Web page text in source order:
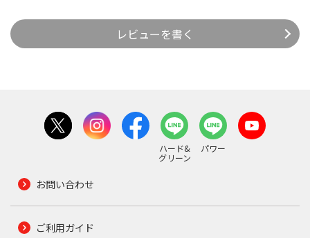
レビューを書く
ハード&
グリーン
パワー
お問い合わせ
ご利用ガイド